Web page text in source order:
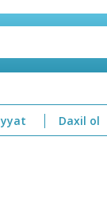
Daxil ol